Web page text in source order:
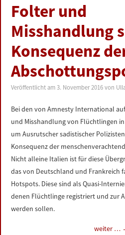
Folter und
Misshandlung
Konsequenz
Veröffentlicht am3. November 2016 von
Bei den von Amnesty International
und Misshandlung von Flüchtlingen
um Ausrutscher sadistischer
Konsequenz der
Nicht alleine Italien ist für diese
das von Deutschland und Frankreich
Hotspots. Diese sind als Quasi-
denen Flüchtlinge registriert und zur
werden sollen.
weiter …